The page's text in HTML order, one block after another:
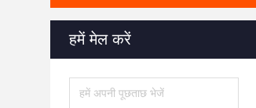
हमें मेल करें